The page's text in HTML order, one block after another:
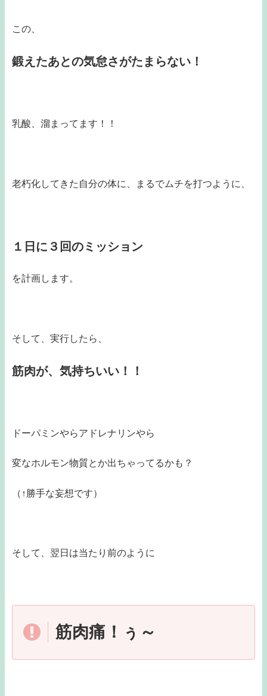
この、
鍛えたあとの気怠さがたまらない！
乳酸、溜まってます！！
老朽化してきた自分の体に、まるでムチを打つように、
１日に３回のミッション
を計画します。
そして、実行したら、
筋肉が、気持ちいい！！
ドーパミンやらアドレナリンやら
変なホルモン物質とか出ちゃってるかも？
（↑勝手な妄想です）
そして、翌日は当たり前のように
筋肉痛！ぅ～